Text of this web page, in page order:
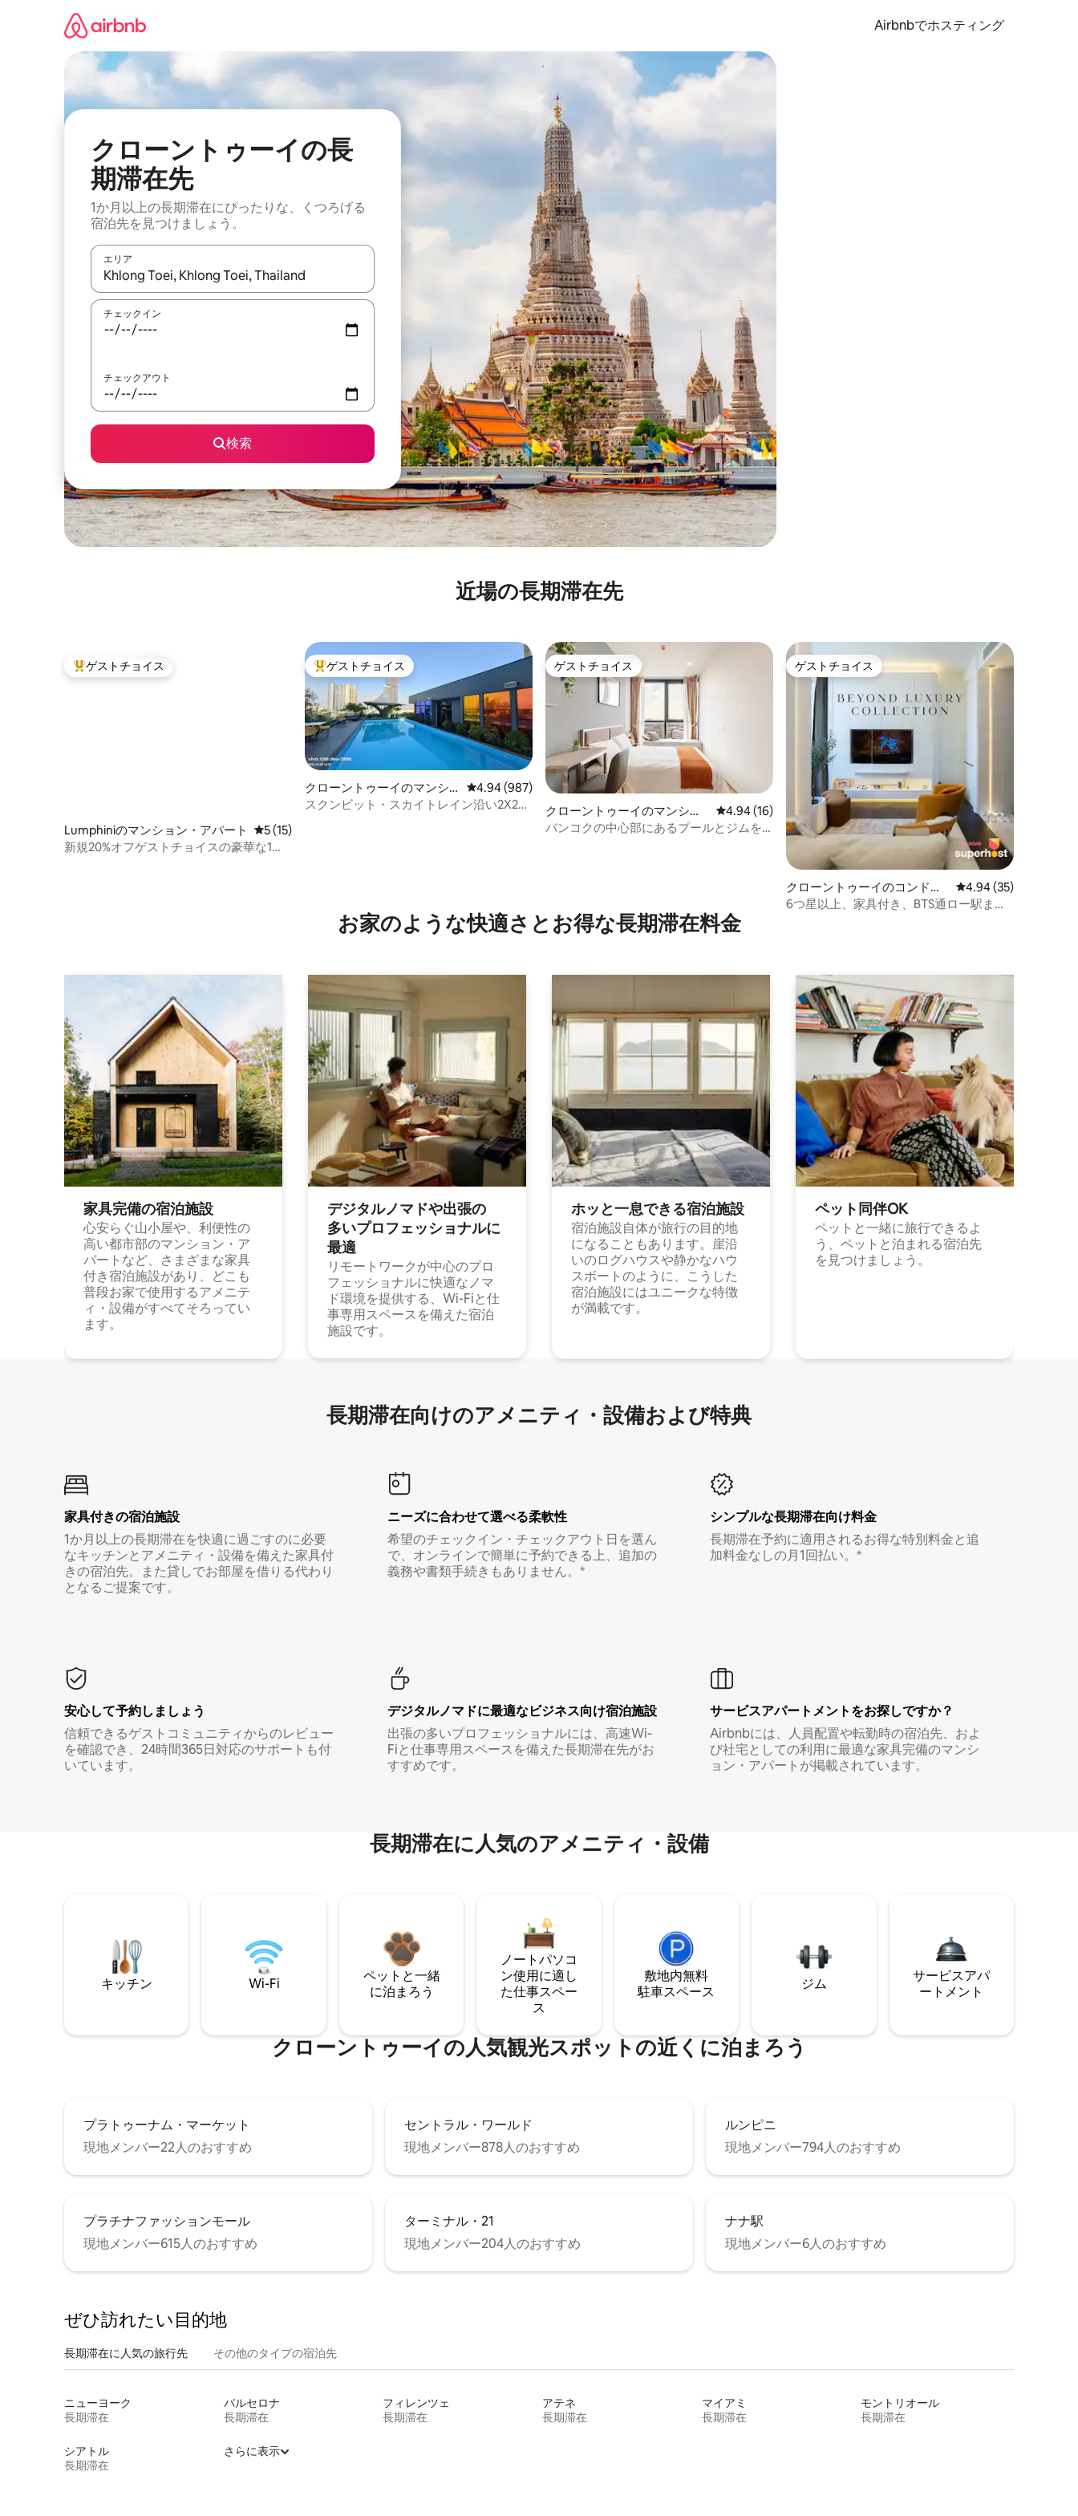
Airbnbでホスティング
クローントゥーイの長
期滞在先
1か月以上の長期滞在にぴったりな、くつろげる
宿泊先を見つけましょう。
エリア
検索結果が表示されたら、上下の矢印キーを使って移動するか、画面をタッチまたはスワイプして検索結果を確認することができます。
チェックイン
チェックアウト
検索
近場の長期滞在先
大好評のゲストチョイスです。
ゲストチョイス
Lumphiniのマンション・アパート レビュー15件、5つ星中5つ星の平均評価
5 (15)
新規20%オフゲストチョイスの豪華な1寝
大好評のゲストチョイスです。
ゲストチョイス
クローントゥーイのマンシ
ョン・アパート
レビュー987件、5つ星中4.94つ星の平均評価
4.94 (987)
スクンビット・スカイトレイン沿い2X2メ
ゲストチョイス
ゲストチョイス
クローントゥーイのマンショ
ン・アパート
レビュー16件、5つ星中4.94つ星の平均評価
4.94 (16)
バンコクの中心部にあるプールとジムを
ゲストチョイス
ゲストチョイス
クローントゥーイのコンドミ
ニアム
レビュー35件、5つ星
4.94 (35)
6つ星以上、家具付き、BTS通ロー駅まで
お家のような快⁠適⁠さ⁠とお⁠得⁠な長⁠期⁠滞⁠在料⁠金
家具完備の宿⁠泊⁠施⁠設
心安らぐ山小屋や、利便性の
高い都市部のマンション・ア
パートなど、さまざまな家具
付き宿泊施設があり、どこも
普段お家で使用するアメニテ
ィ・設備がすべてそろってい
ます。
デジタルノマドや出⁠張⁠の
多⁠いプ⁠ロ⁠フ⁠ェ⁠ッ⁠シ⁠ョ⁠ナ⁠ル⁠に
最⁠適
リモートワークが中心のプロ
フェッショナルに快適なノマ
ド環境を提供する、Wi-Fiと仕
事専用スペースを備えた宿泊
施設です。
ホッと一⁠息⁠で⁠き⁠る宿⁠泊施⁠設
宿泊施設自体が旅行の目的地
になることもあります。崖沿
いのログハウスや静かなハウ
スボートのように、こうした
宿泊施設にはユニークな特徴
が満載です。
ペット同⁠伴OK
ペットと一緒に旅行できるよ
う、ペットと泊まれる宿泊先
を見つけましょう。
長期滞在向け⁠のア⁠メ⁠ニ⁠テ⁠ィ⁠・設⁠備⁠および特⁠典
家具付き⁠の宿⁠泊⁠施⁠設
1か月以上の長期滞在を快適に過ごすのに必要
なキッチンとアメニティ・設備を備えた家具付
きの宿泊先。また貸しでお部屋を借りる代わり
となるご提案です。
ニーズに合わせて選べる柔軟性
希望のチェックイン・チェックアウト日を選ん
で、オンラインで簡単に予約できる上、追加の
義務や書類手続きもありません。*
シンプルな長期滞在向け料金
長期滞在予約に適用されるお得な特別料金と追
加料金なしの月1回払い。*
安心して予約しましょう
信頼できるゲストコミュニティからのレビュー
を確認でき、24時間365日対応のサポートも付
いています。
デジタルノマド⁠に最⁠適⁠なビ⁠ジ⁠ネ⁠ス⁠向⁠け宿⁠泊⁠施⁠設
出張の多いプロフェッショナルには、高速Wi-
Fiと仕事専用スペースを備えた長期滞在先がお
すすめです。
サービスアパートメントをお探しですか？
Airbnbには、人員配置や転勤時の宿泊先、およ
び社宅としての利用に最適な家具完備のマンシ
ョン・アパートが掲載されています。
長期滞在に人気のアメニティ・設備
キッチン Wi-Fi
ペットと一緒
に泊まろう
ノートパソコ
ン使用に適し
た仕事スペー
ス
敷地内無料
駐⁠車ス⁠ペ⁠ー⁠ス
ジム
サービスアパ
ートメント
クローントゥーイの人気観光スポットの近くに泊まろう
プラトゥーナム・マーケット
現地メンバー22人のおすすめ
セントラル・ワールド
現地メンバー878人のおすすめ
ルンピニ
現地メンバー794人のおすすめ
プラチナファッションモール
現地メンバー615人のおすすめ
ターミナル・21
現地メンバー204人のおすすめ
ナナ駅
現地メンバー6人のおすすめ
ぜひ訪⁠れ⁠た⁠い目⁠的⁠地
長期滞在に人気の旅行先 その他のタ⁠イ⁠プ⁠の宿⁠泊⁠先
ニューヨーク
長期滞在
バルセロナ
長期滞在
フィレンツェ
長期滞在
アテネ
長期滞在
マイアミ
長期滞在
モントリオール
長期滞在
シアトル
長期滞在
さらに表示